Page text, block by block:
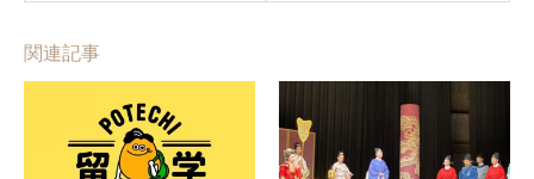
関連記事